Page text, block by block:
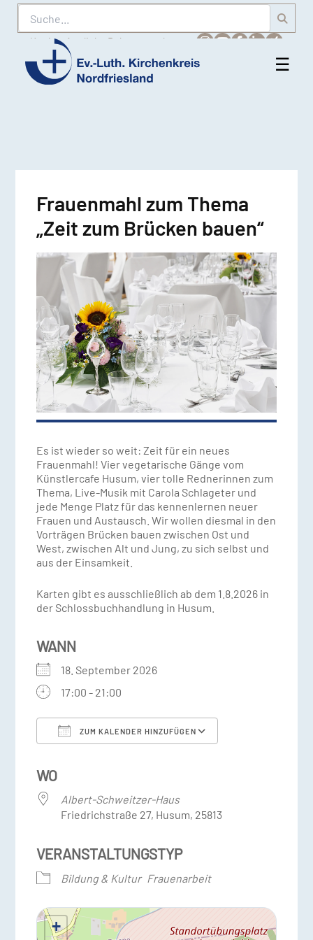
Suche
Karriere Amtliche Bekanntmachungen
Ev.-
☰
Frauenmahl zum Thema
„Zeit zum Brücken bauen“
Es ist wieder so weit: Zeit für ein neues
Frauenmahl! Vier vegetarische Gänge vom
Künstlercafe Husum, vier tolle Rednerinnen zum
Thema, Live-Musik mit Carola Schlageter und
jede Menge Platz für das kennenlernen neuer
Frauen und Austausch. Wir wollen diesmal in den
Vorträgen Brücken bauen zwischen Ost und
West, zwischen Alt und Jung, zu sich selbst und
aus der Einsamkeit.
Karten gibt es ausschließlich ab dem 1.8.2026 in
der Schlossbuchhandlung in Husum.
WANN
18. September 2026
17:00 - 21:00
ZUM KALENDER HINZUFÜGEN
WO
Albert-Schweitzer-Haus
Friedrichstraße 27, Husum, 25813
VERANSTALTUNGSTYP
Bildung & Kultur Frauenarbeit
+